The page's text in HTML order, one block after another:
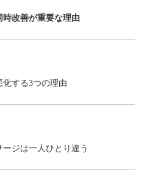
時改善が重要な理由
する3つの理由
ジは一人ひとり違う